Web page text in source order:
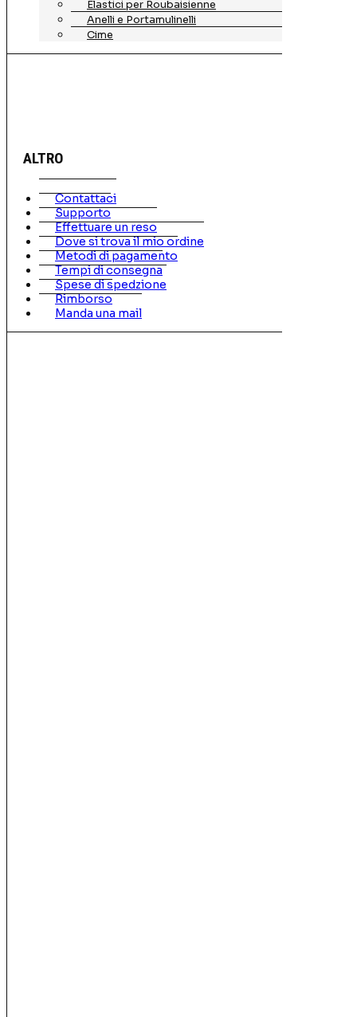
Elastici per Roubaisienne
Anelli e Portamulinelli
Cime
ALTRO
Contattaci
Supporto
Effettuare un reso
Dove si trova il mio ordine
Metodi di pagamento
Tempi di consegna
Spese di spedzione
Rimborso
Manda una mail